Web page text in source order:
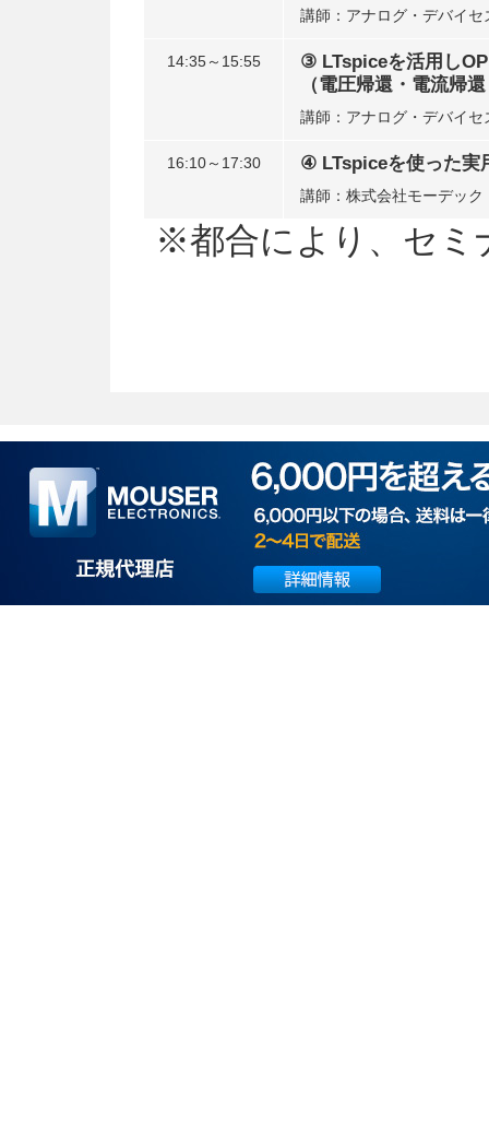
講師：アナログ・デバイ
14:35～15:55
③ LTspiceを活用し
（電圧帰還・電流帰
講師：アナログ・デバイ
16:10～17:30 ④ LTspiceを使った実
講師：株式会社モーデッ
※都合により、セミ